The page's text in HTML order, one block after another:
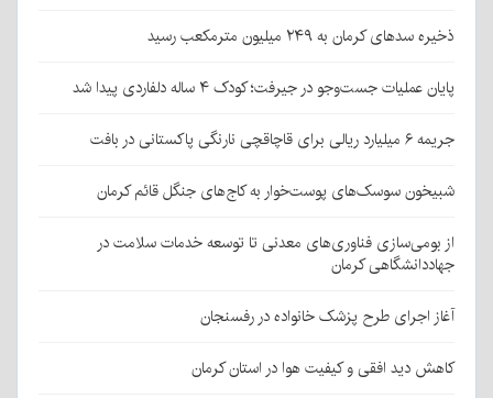
ذخیره سدهای کرمان به ۲۴۹ میلیون مترمکعب رسید
پایان عملیات جست‌وجو در جیرفت؛ کودک ۴ ساله دلفاردی پیدا شد
جریمه ۶ میلیارد ریالی برای قاچاقچی نارنگی پاکستانی در بافت
شبیخون سوسک‌های پوست‌خوار به کاج‌های جنگل قائم کرمان
از بومی‌سازی فناوری‌های معدنی تا توسعه خدمات سلامت در
جهاددانشگاهی کرمان
آغاز اجرای طرح پزشک خانواده در رفسنجان
کاهش دید افقی و کیفیت هوا در استان کرمان